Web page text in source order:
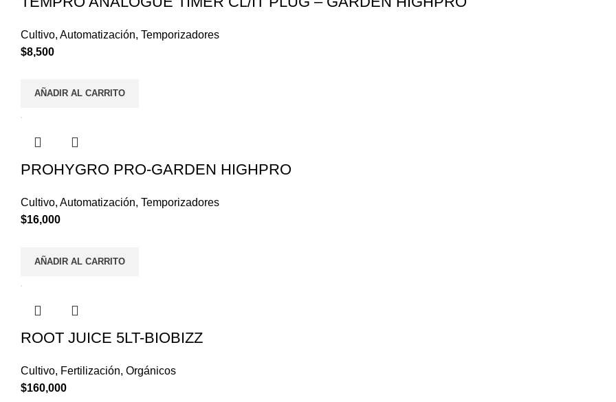
Cultivo, Automatización, Temporizadores
$8,500
AÑADIR AL CARRITO
PROHYGRO PRO-GARDEN HIGHPRO
Cultivo, Automatización, Temporizadores
$16,000
AÑADIR AL CARRITO
ROOT JUICE 5LT-BIOBIZZ
Cultivo, Fertilización, Orgánicos
$160,000